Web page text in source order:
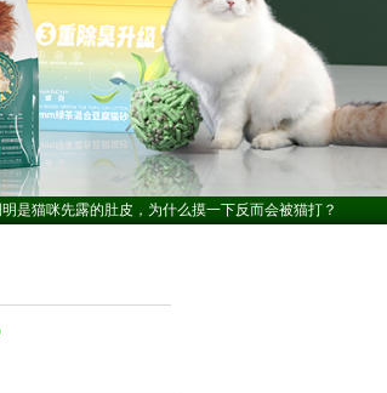
是猫咪先露的肚皮，为什么摸一下反而会被猫打？